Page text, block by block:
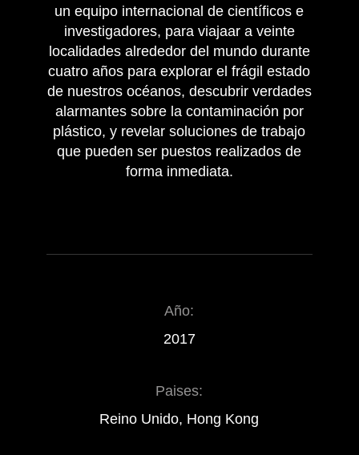
un equipo internacional de científicos e
investigadores, para viajaar a veinte
localidades alrededor del mundo durante
cuatro años para explorar el frágil estado
de nuestros océanos, descubrir verdades
alarmantes sobre la contaminación por
plástico, y revelar soluciones de trabajo
que pueden ser puestos realizados de
forma inmediata.
Año:
2017
Paises:
Reino Unido, Hong Kong